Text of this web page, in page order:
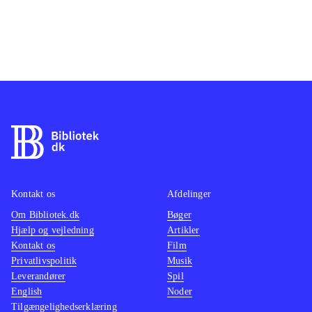
Toukiden 2 eller(Xbox One).
Kontakt os
Om Bibliotek.dk
Hjælp og vejledning
Kontakt os
Privatlivspolitik
Leverandører
English
Tilgængelighedserklæring
Afdelinger
Bøger
Artikler
Film
Musik
Spil
Noder